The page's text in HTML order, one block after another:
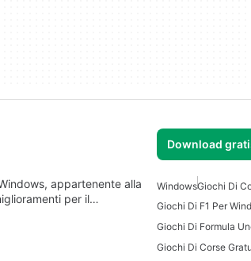
Download
appartenente alla
per il…
WindowsGiochi Di
Giochi Di F1 Per
Giochi Di Formula
Giochi Di Corse